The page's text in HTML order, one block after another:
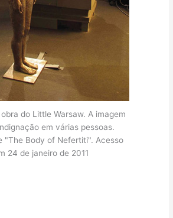
do Little Warsaw. A imagem
em várias pessoas.
"The Body of Nefertiti". Acesso
24 de janeiro de 2011